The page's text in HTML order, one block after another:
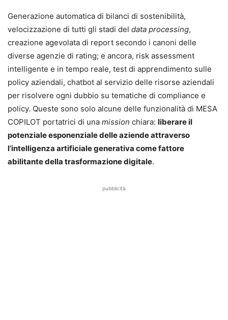
Generazione automatica di bilanci di sostenibilità,
velocizzazione di tutti gli stadi del data processing,
creazione agevolata di report secondo i canoni delle
diverse agenzie di rating; e ancora, risk assessment
intelligente e in tempo reale, test di apprendimento sulle
policy aziendali, chatbot al servizio delle risorse aziendali
per risolvere ogni dubbio su tematiche di compliance e
policy. Queste sono solo alcune delle funzionalità di MESA
COPILOT portatrici di una mission chiara: liberare il
potenziale esponenziale delle aziende attraverso
l’intelligenza artificiale generativa come fattore
abilitante della trasformazione digitale.
pubblicità